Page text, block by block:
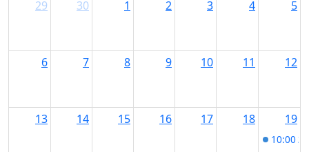
29
30 1 2 3 4 5
6 7 8 9 10 11 12
13 14 15 16 17 18 19
10:00